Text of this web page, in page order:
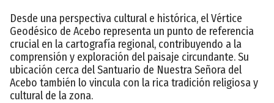
Desde una perspectiva cultural e histórica, el Vértice
Geodésico de Acebo representa un punto de referencia
crucial en la cartografía regional, contribuyendo a la
comprensión y exploración del paisaje circundante. Su
ubicación cerca del Santuario de Nuestra Señora del
Acebo también lo vincula con la rica tradición religiosa y
cultural de la zona.